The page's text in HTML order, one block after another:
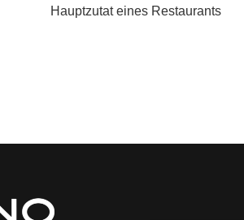
Hauptzutat eines Restaurants